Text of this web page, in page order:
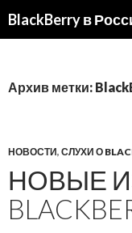
BlackBerry в
Архив метки:
НОВОСТИ, СЛУХИ О
НОВЫЕ